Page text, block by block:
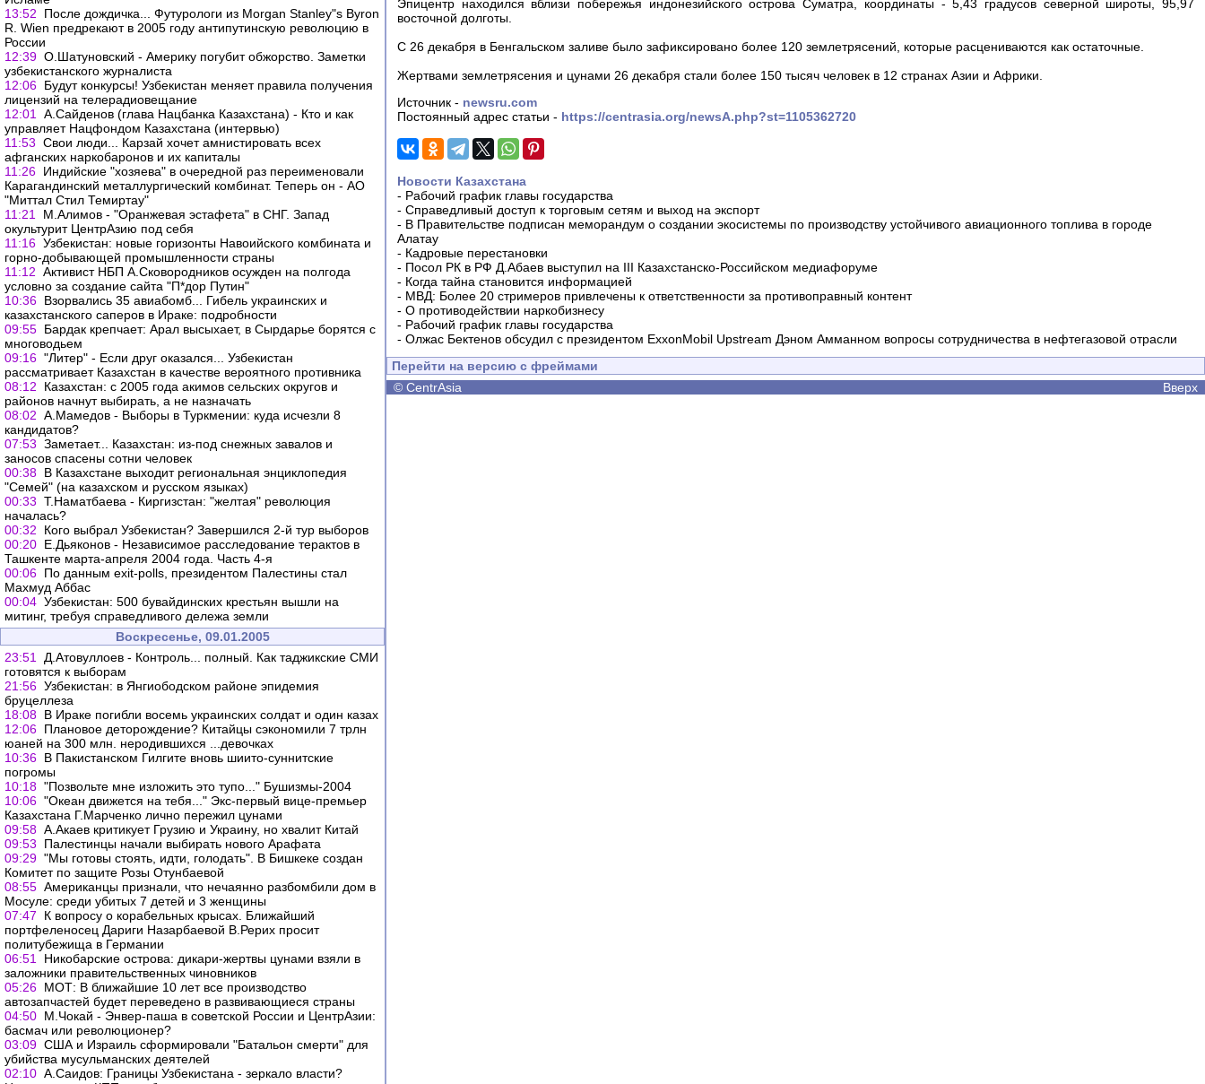
13:52
После дождичка... Футурологи из Morgan Stanley"s Byron
R. Wien предрекают в 2005 году антипутинскую революцию в
России
12:39 О.Шатуновский - Америку погубит обжорство. Заметки
узбекистанского журналиста
12:06 Будут конкурсы! Узбекистан меняет правила получения
лицензий на телерадиовещание
12:01
А.Сайденов (глава Нацбанка Казахстана) - Кто и как
управляет Нацфондом Казахстана (интервью)
11:53 Свои люди... Карзай хочет амнистировать всех
афганских наркобаронов и их капиталы
11:26 Индийские "хозяева" в очередной раз переименовали
Карагандинский металлургический комбинат. Теперь он - АО
"Миттал Стил Темиртау"
11:21
М.Алимов - "Оранжевая эстафета" в СНГ. Запад
окультурит ЦентрАзию под себя
11:16 Узбекистан: новые горизонты Навоийского комбината и
горно-добывающей промышленности страны
11:12 Активист НБП А.Сковородников осужден на полгода
условно за создание сайта "П*дор Путин"
10:36 Взорвались 35 авиабомб... Гибель украинских и
казахстанского саперов в Ираке: подробности
09:55 Бардак крепчает: Арал высыхает, в Сырдарье борятся с
многоводьем
09:16 "Литер" - Если друг оказался... Узбекистан
рассматривает Казахстан в качестве вероятного противника
08:12
Казахстан: с 2005 года акимов сельских округов и
районов начнут выбирать, а не назначать
08:02 А.Мамедов - Выборы в Туркмении: куда исчезли 8
кандидатов?
07:53 Заметает... Казахстан: из-под снежных завалов и
заносов спасены сотни человек
00:38 В Казахстане выходит региональная энциклопедия
"Семей" (на казахском и русском языках)
00:33 Т.Наматбаева - Киргизстан: "желтая" революция
началась?
00:32
Кого выбрал Узбекистан? Завершился 2-й тур выборов
00:20 Е.Дьяконов - Независимое расследование терактов в
Ташкенте марта-апреля 2004 года. Часть 4-я
00:06 По данным exit-polls, президентом Палестины стал
Махмуд Аббас
00:04 Узбекистан: 500 бувайдинских крестьян вышли на
митинг, требуя справедливого дележа земли
Воскресенье, 09.01.2005
23:51
Д.Атовуллоев - Контроль... полный. Как таджикские СМИ
готовятся к выборам
21:56 Узбекистан: в Янгиободском районе эпидемия
бруцеллеза
18:08 В Ираке погибли восемь украинских солдат и один казах
12:06 Плановое деторождение? Китайцы сэкономили 7 трлн
юаней на 300 млн. неродившихся ...девочках
10:36 В Пакистанском Гилгите вновь шиито-суннитские
погромы
10:18 "Позвольте мне изложить это тупо..." Бушизмы-2004
10:06 "Океан движется на тебя..." Экс-первый вице-премьер
Казахстана Г.Марченко лично пережил цунами
09:58 А.Акаев критикует Грузию и Украину, но хвалит Китай
09:53
Палестинцы начали выбирать нового Арафата
09:29 "Мы готовы стоять, идти, голодать". В Бишкеке создан
Комитет по защите Розы Отунбаевой
08:55 Американцы признали, что нечаянно разбомбили дом в
Мосуле: среди убитых 7 детей и 3 женщины
07:47
К вопросу о корабельных крысах. Ближайший
портфеленосец Дариги Назарбаевой В.Рерих просит
политубежища в Германии
06:51
Никобарские острова: дикари-жертвы цунами взяли в
заложники правительственных чиновников
05:26 МОТ: В ближайшие 10 лет все производство
автозапчастей будет переведено в развивающиеся страны
04:50 М.Чокай - Энвер-паша в советской России и ЦентрАзии:
басмач или революционер?
03:09 США и Израиль сформировали "Батальон смерти" для
убийства мусульманских деятелей
02:10 А.Саидов: Границы Узбекистана - зеркало власти?
Эпицентр находился вблизи побережья индонезийского острова Суматра, координаты - 5,43 градусов северной широты, 95,97
восточной долготы.
С 26 декабря в Бенгальском заливе было зафиксировано более 120 землетрясений, которые расцениваются как остаточные.
Жертвами землетрясения и цунами 26 декабря стали более 150 тысяч человек в 12 странах Азии и Африки.
Источник - newsru.com
Постоянный адрес статьи - https://centrasia.org/newsA.php?st=1105362720
Новости Казахстана
- Рабочий график главы государства
- Справедливый доступ к торговым сетям и выход на экспорт
- В Правительстве подписан меморандум о создании экосистемы по производству устойчивого авиационного топлива в городе
Алатау
- Кадровые перестановки
- Посол РК в РФ Д.Абаев выступил на III Казахстанско-Российском медиафоруме
- Когда тайна становится информацией
- МВД: Более 20 стримеров привлечены к ответственности за противоправный контент
- О противодействии наркобизнесу
- Рабочий график главы государства
- Олжас Бектенов обсудил с президентом ExxonMobil Upstream Дэном Амманном вопросы сотрудничества в нефтегазовой отрасли
Перейти на версию с фреймами
© CentrAsia Вверх